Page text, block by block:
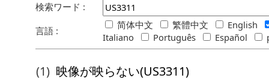
検索ワード :
言語 :
简体中文 繁體中文
English
Italiano
Português Español